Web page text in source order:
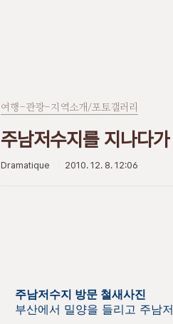
여행-관광-지역소개/포토갤러리
주남저수지를 지나다가
Dramatique 2010. 12. 8. 12:06
주남저수지 방문 철새사진
부산에서 밀양을 들리고 주남